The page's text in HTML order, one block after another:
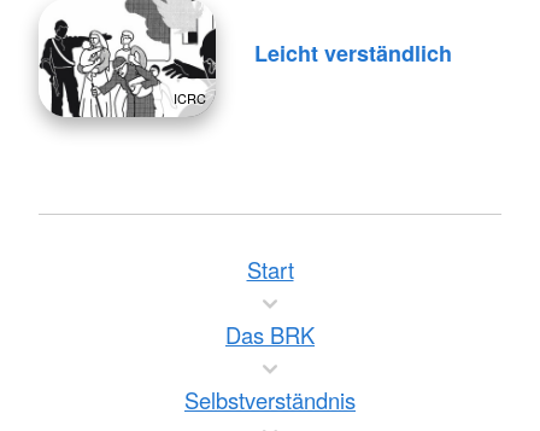
ICRC
Leicht verständlich
Start
Das BRK
Selbstverständnis